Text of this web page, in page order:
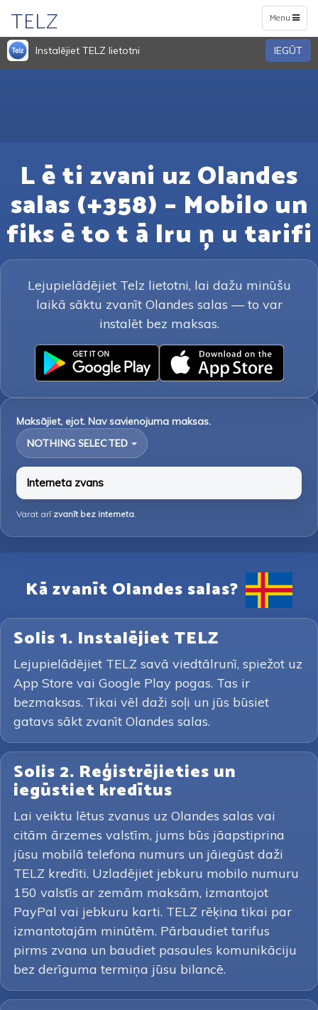
Toggle
navigation
Menu
TELZ
Instalējiet TELZ lietotni IEGŪT
L ē ti zvani uz Olandes
salas (+358) – Mobilo un
fiks ē to t ā lru ņ u tarifi
Lejupielādējiet Telz lietotni, lai dažu minūšu
laikā sāktu zvanīt Olandes salas — to var
instalēt bez maksas.
Maksājiet, ejot. Nav savienojuma maksas.
NOTHING SELECTED
Interneta zvans
Varat arī zvanīt bez interneta.
Kā zvanīt Olandes salas?
Solis 1. Instalējiet TELZ
Lejupielādējiet TELZ savā viedtālrunī, spiežot uz
App Store vai Google Play pogas. Tas ir
bezmaksas. Tikai vēl daži soļi un jūs būsiet
gatavs sākt zvanīt Olandes salas.
Solis 2. Reģistrējieties un
iegūstiet kredītus
Lai veiktu lētus zvanus uz Olandes salas vai
citām ārzemes valstīm, jums būs jāapstiprina
jūsu mobilā telefona numurs un jāiegūst daži
TELZ kredīti. Uzladējiet jebkuru mobilo numuru
150 valstīs ar zemām maksām, izmantojot
PayPal vai jebkuru karti. TELZ rēķina tikai par
izmantotajām minūtēm. Pārbaudiet tarifus
pirms zvana un baudiet pasaules komunikāciju
bez derīguma termiņa jūsu bilancē.